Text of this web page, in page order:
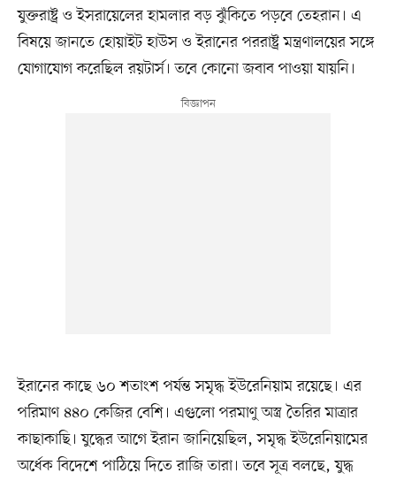
যুক্তরাষ্ট্র ও ইসরায়েলের হামলার বড় ঝুঁকিতে পড়বে তেহরান। এ
বিষয়ে জানতে হোয়াইট হাউস ও ইরানের পররাষ্ট্র মন্ত্রণালয়ের সঙ্গে
যোগাযোগ করেছিল রয়টার্স। তবে কোনো জবাব পাওয়া যায়নি।
ইরানের কাছে ৬০ শতাংশ পর্যন্ত সমৃদ্ধ ইউরেনিয়াম রয়েছে। এর
পরিমাণ ৪৪০ কেজির বেশি। এগুলো পরমাণু অস্ত্র তৈরির মাত্রার
কাছাকাছি। যুদ্ধের আগে ইরান জানিয়েছিল, সমৃদ্ধ ইউরেনিয়ামের
অর্ধেক বিদেশে পাঠিয়ে দিতে রাজি তারা। তবে সূত্র বলছে, যুদ্ধ